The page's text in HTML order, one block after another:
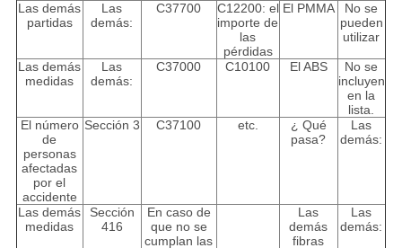
Las demás
partidas
Las
demás:
C37700
C12200: el
importe de
las
pérdidas
El PMMA
No se
pueden
utilizar
Las demás
medidas
Las
demás:
C37000 C10100 El ABS
No se
incluyen
en la
lista.
El número
de
personas
afectadas
por el
accidente
Sección 3 C37100 etc.
¿ Qué
pasa?
Las
demás:
Las demás
medidas
Sección
416
En caso de
que no se
cumplan las
Las
demás
fibras
Las
demás: